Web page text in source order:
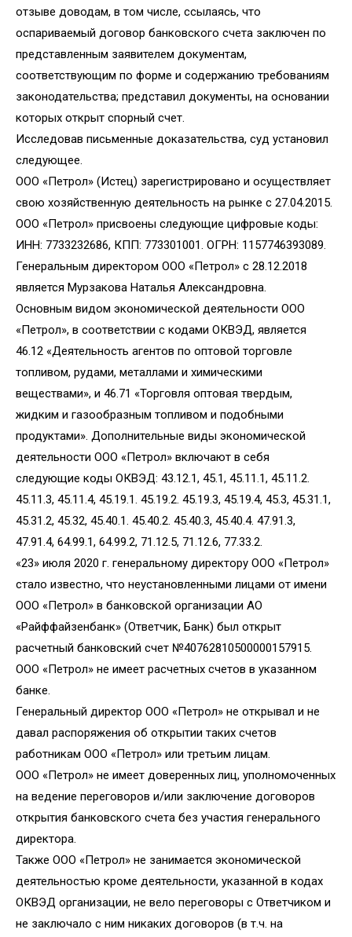
отзыве доводам, в том числе, ссылаясь, что
оспариваемый договор банковского счета заключен по
представленным заявителем документам,
соответствующим по форме и содержанию требованиям
законодательства; представил документы, на основании
которых открыт спорный счет.
Исследовав письменные доказательства, суд установил
следующее.
ООО «Петрол» (Истец) зарегистрировано и осуществляет
свою хозяйственную деятельность на рынке с 27.04.2015.
ООО «Петрол» присвоены следующие цифровые коды:
ИНН: 7733232686, КПП: 773301001. ОГРН: 1157746393089.
Генеральным директором ООО «Петрол» с 28.12.2018
является Мурзакова Наталья Александровна.
Основным видом экономической деятельности ООО
«Петрол», в соответствии с кодами ОКВЭД, является
46.12 «Деятельность агентов по оптовой торговле
топливом, рудами, металлами и химическими
веществами», и 46.71 «Торговля оптовая твердым,
жидким и газообразным топливом и подобными
продуктами». Дополнительные виды экономической
деятельности ООО «Петрол» включают в себя
следующие коды ОКВЭД: 43.12.1, 45.1, 45.11.1, 45.11.2.
45.11.3, 45.11.4, 45.19.1. 45.19.2. 45.19.3, 45.19.4, 45.3, 45.31.1,
45.31.2, 45.32, 45.40.1. 45.40.2. 45.40.3, 45.40.4. 47.91.3,
47.91.4, 64.99.1, 64.99.2, 71.12.5, 71.12.6, 77.33.2.
«23» июля 2020 г. генеральному директору ООО «Петрол»
стало известно, что неустановленными лицами от имени
ООО «Петрол» в банковской организации АО
«Райффайзенбанк» (Ответчик, Банк) был открыт
расчетный банковский счет №40762810500000157915.
ООО «Петрол» не имеет расчетных счетов в указанном
банке.
Генеральный директор ООО «Петрол» не открывал и не
давал распоряжения об открытии таких счетов
работникам ООО «Петрол» или третьим лицам.
ООО «Петрол» не имеет доверенных лиц, уполномоченных
на ведение переговоров и/или заключение договоров
открытия банковского счета без участия генерального
директора.
Также ООО «Петрол» не занимается экономической
деятельностью кроме деятельности, указанной в кодах
ОКВЭД организации, не вело переговоры с Ответчиком и
не заключало с ним никаких договоров (в т.ч. на